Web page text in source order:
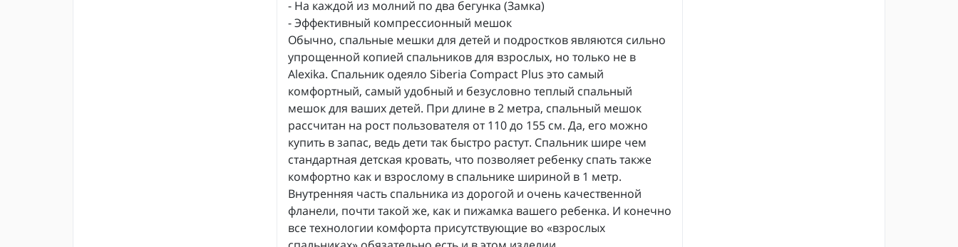
- На каждой из молний по два бегунка (Замка)
- Эффективный компрессионный мешок
Обычно, спальные мешки для детей и подростков являются сильно
упрощенной копией спальников для взрослых, но только не в
Alexika. Спальник одеяло Siberia Compact Plus это самый
комфортный, самый удобный и безусловно теплый спальный
мешок для ваших детей. При длине в 2 метра, спальный мешок
рассчитан на рост пользователя от 110 до 155 см. Да, его можно
купить в запас, ведь дети так быстро растут. Спальник шире чем
стандартная детская кровать, что позволяет ребенку спать также
комфортно как и взрослому в спальнике шириной в 1 метр.
Внутренняя часть спальника из дорогой и очень качественной
фланели, почти такой же, как и пижамка вашего ребенка. И конечно
все технологии комфорта присутствующие во «взрослых